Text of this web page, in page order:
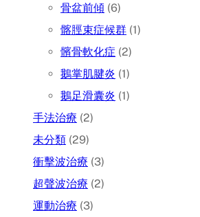
骨盆前傾 (6)
髂脛束症候群 (1)
髕骨軟化症 (2)
鵝掌肌腱炎 (1)
鵝足滑囊炎 (1)
手法治療 (2)
未分類 (29)
衝擊波治療 (3)
超聲波治療 (2)
運動治療 (3)